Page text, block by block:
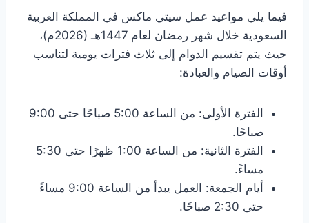
فيما يلي مواعيد عمل سيتي ماكس في المملكة العربية
السعودية خلال شهر رمضان لعام 1447هـ (2026م)،
حيث يتم تقسيم الدوام إلى ثلاث فترات يومية لتناسب
أوقات الصيام والعبادة:
الفترة الأولى: من الساعة 5:00 صباحًا حتى 9:00
صباحًا.
الفترة الثانية: من الساعة 1:00 ظهرًا حتى 5:30
مساءً.
أيام الجمعة: العمل يبدأ من الساعة 9:00 مساءً
حتى 2:30 صباحًا.